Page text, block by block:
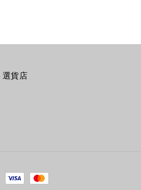
選貨店